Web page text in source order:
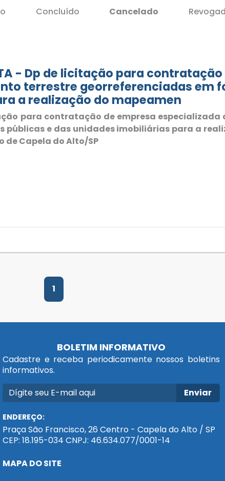
Concluído Cancelado
- Dp de licitação para
terrestre georreferenciadas em
a realização do mapeamen
para contratação de empresa
públicas e das unidades imobiliárias para a
de Capela do Alto/SP
1
BOLETIM INFORMATIVO
Cadastre e receba periodicamente nossos boletins
informativos.
Enviar
ENDEREÇO:
Praça São Francisco, 26 Centro - Capela do Alto / SP
CEP: 18.195-034 CNPJ: 46.634.077/0001-14
MAPA DO SITE